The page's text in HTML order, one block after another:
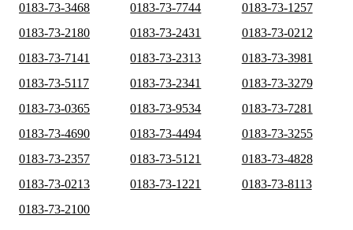
0183-73-3468
0183-73-7744
0183-73-1257
0183-73-2180
0183-73-2431
0183-73-0212
0183-73-7141
0183-73-2313
0183-73-3981
0183-73-5117
0183-73-2341
0183-73-3279
0183-73-0365
0183-73-9534
0183-73-7281
0183-73-4690
0183-73-4494
0183-73-3255
0183-73-2357
0183-73-5121
0183-73-4828
0183-73-0213
0183-73-1221
0183-73-8113
0183-73-2100